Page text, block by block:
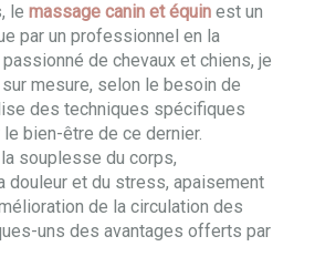
le massage canin et équin est un
par un professionnel en la
de chevaux et chiens, je
mesure, selon le besoin de
des techniques spécifiques
bien-être de ce dernier.
souplesse du corps,
douleur et du stress, apaisement
de la circulation des
uns des avantages offerts par